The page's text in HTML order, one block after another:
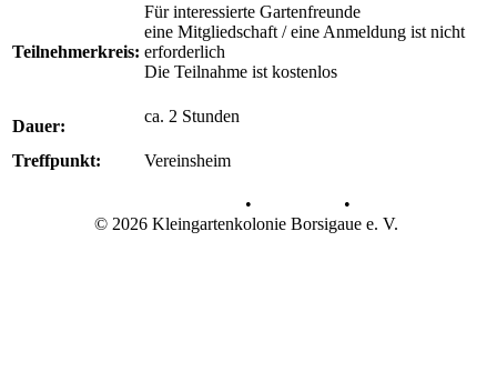
Teilnehmerkreis:
Für interessierte Gartenfreunde
eine Mitgliedschaft / eine Anmeldung ist nicht
erforderlich
Die Teilnahme ist kostenlos
Dauer:
ca. 2 Stunden
Treffpunkt: Vereinsheim
•
•
© 2026 Kleingartenkolonie Borsigaue e. V.